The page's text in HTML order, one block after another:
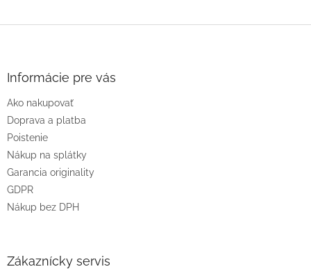
Informácie pre vás
Ako nakupovať
Doprava a platba
Poistenie
Nákup na splátky
Garancia originality
GDPR
Nákup bez DPH
Zákaznícky servis